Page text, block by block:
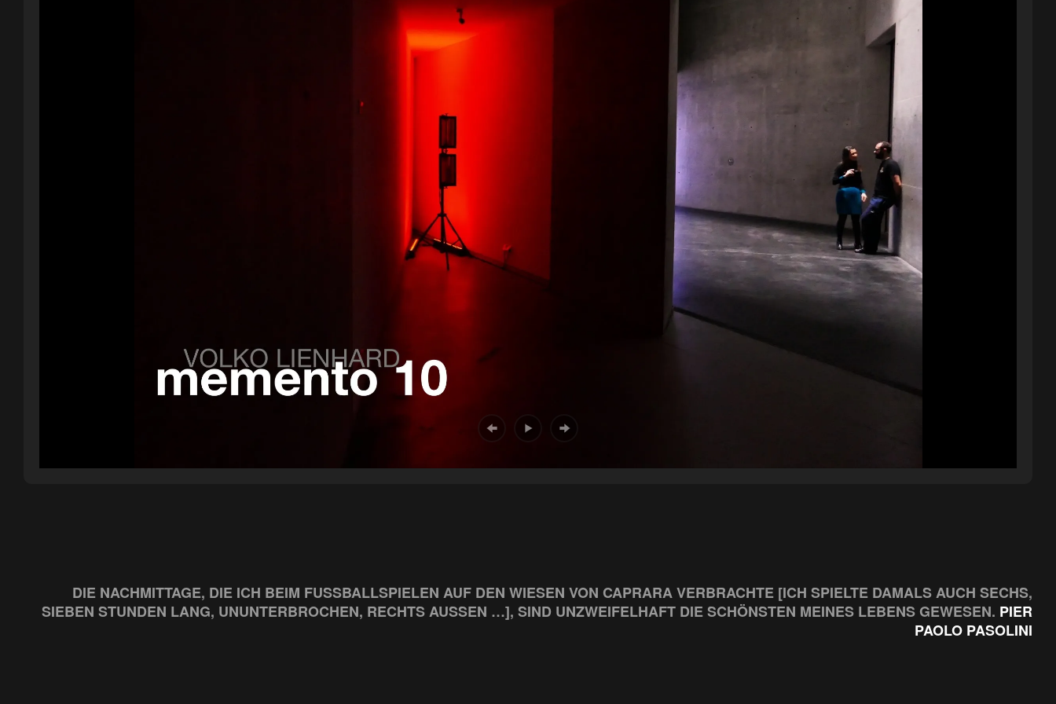
DIE NACHMITTAGE, DIE ICH BEIM FUSSBALLSPIELEN AUF DEN WIESEN VON CAPRARA VERBRACHTE [ICH SPIELTE DAMALS AUCH SECHS, S
IEBEN STUNDEN LANG, UNUNTERBROCHEN, RECHTS AUSSEN …], SIND UNZWEIFELHAFT DIE SCHÖNSTEN MEINES LEBENS GEWESEN.
PIER
PAOLO PASOLINI